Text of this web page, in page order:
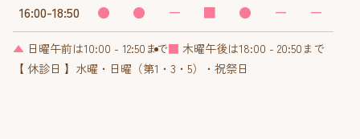
16:00-18:50 ● ● ー ■ ● ー ー
▲ 日曜午前は10:00 - 12:50まで■ 木曜午後は18:00 - 20:50まで
【 休診日 】水曜・日曜（第1・3・5）・祝祭日